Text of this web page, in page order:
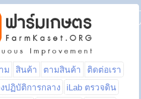
ม สินค้า ตามสินค้า
ติดต่อเรา
ปฏิบัติการกลาง
iLab ตรวจดิน